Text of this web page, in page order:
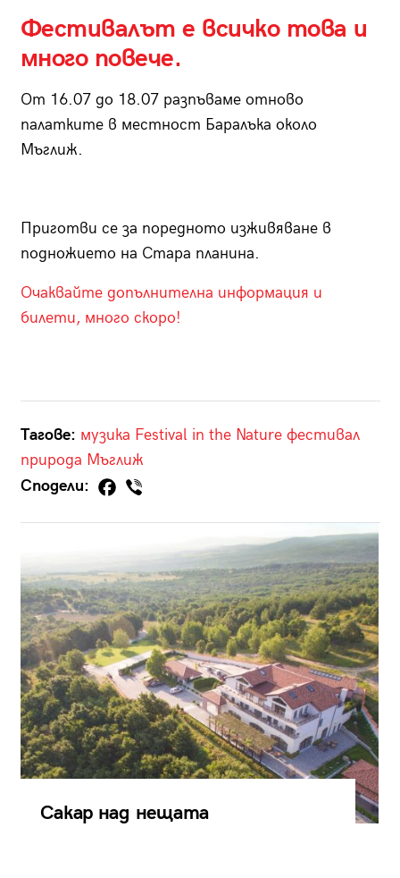
Фестивалът е всичко това и
много повече.
От 16.07 до 18.07 разпъваме отново
палатките в местност Баралъка около
Мъглиж.
Приготви се за поредното изживяване в
подножието на Стара планина.
Очаквайте допълнителна информация и
билети, много скоро!
Тагове: музика Festival in the Nature фестивал
природа Мъглиж
Сподели:
Сакар над нещата